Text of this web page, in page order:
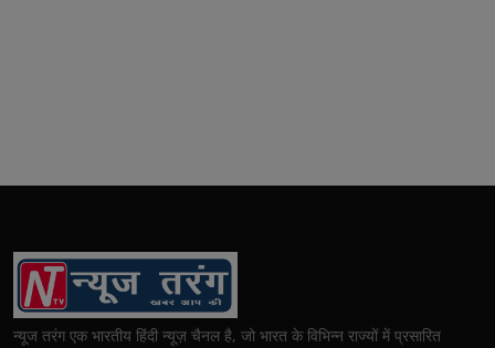
न्यूज तरंग एक भारतीय हिंदी न्यूज़ चैनल है, जो भारत के विभिन्न राज्यों में प्रसारित